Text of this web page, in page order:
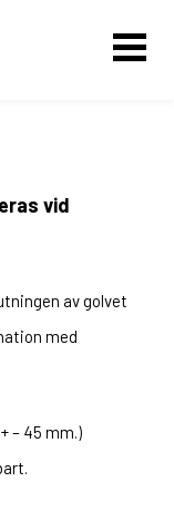
vid
av golvet
med
– 45 mm.)